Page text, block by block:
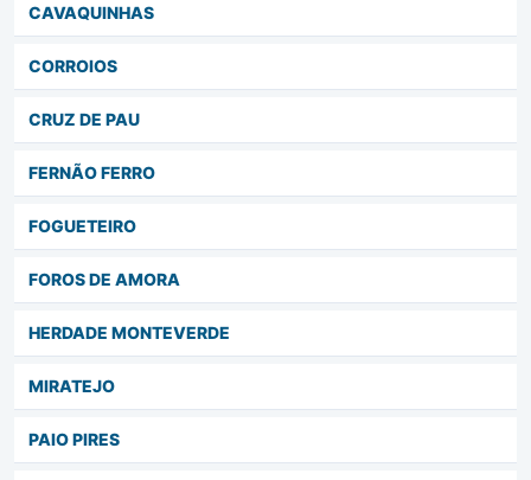
CAVAQUINHAS
CORROIOS
CRUZ DE PAU
FERNÃO FERRO
FOGUETEIRO
FOROS DE AMORA
HERDADE MONTEVERDE
MIRATEJO
PAIO PIRES